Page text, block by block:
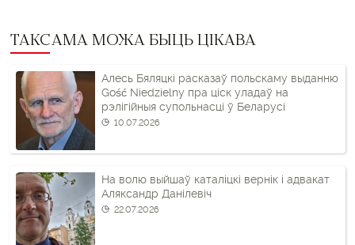
ТАКСАМА МОЖА БЫЦЬ ЦІКАВА
Алесь Бяляцкі расказаў польскаму выданню
Gość Niedzielny пра ціск уладаў на
рэлігійныя супольнасці ў Беларусі
10.07.2026
На волю выйшаў каталіцкі вернік і адвакат
Аляксандр Данілевіч
22.07.2026